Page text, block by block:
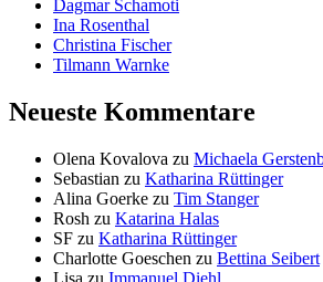
Dagmar Schamoti
Ina Rosenthal
Christina Fischer
Tilmann Warnke
Neueste Kommentare
Olena Kovalova zu Michaela
Sebastian zu Katharina Rüttinger
Alina Goerke zu Tim Stanger
Rosh zu Katarina Halas
SF zu Katharina Rüttinger
Charlotte Goeschen zu Bettina Seibert
Lisa zu Immanuel Diehl